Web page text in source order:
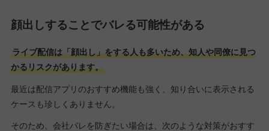
顔出しすることでバレる可能性がある
ライブ配信は「顔出し」をする人も多いため、知人や同僚に見つ
かるリスクがあります。
最近は配信アプリのおすすめ機能も強く、知り合いに表示される
ケースも珍しくありません。
そのため、会社バレを防ぎたい場合は、次のような対策がおすす